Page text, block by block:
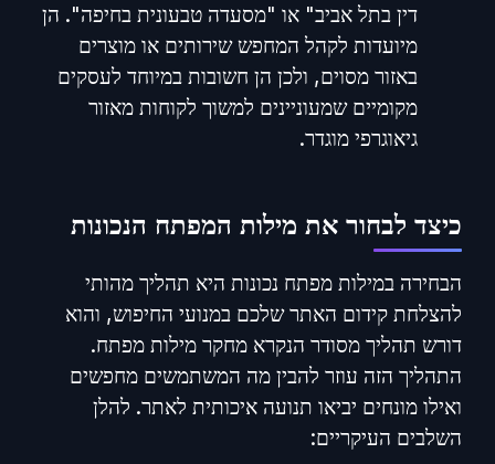
דין בתל אביב" או "מסעדה טבעונית בחיפה". הן
מיועדות לקהל המחפש שירותים או מוצרים
באזור מסוים, ולכן הן חשובות במיוחד לעסקים
מקומיים שמעוניינים למשוך לקוחות מאזור
גיאוגרפי מוגדר.
כיצד לבחור את מילות המפתח הנכונות
הבחירה במילות מפתח נכונות היא תהליך מהותי
להצלחת קידום האתר שלכם במנועי החיפוש, והוא
דורש תהליך מסודר הנקרא מחקר מילות מפתח.
התהליך הזה עוזר להבין מה המשתמשים מחפשים
ואילו מונחים יביאו תנועה איכותית לאתר. להלן
השלבים העיקריים: